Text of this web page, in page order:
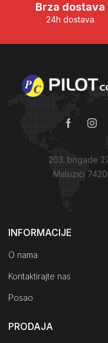
Brza dostava
24h dostava
203. brigade
Matuzići
Kako do nas?
INFORMACIJE
O nama
Kontaktirajte nas
Posao
PRODAJA